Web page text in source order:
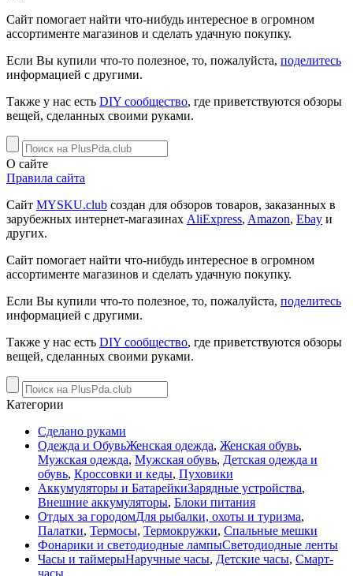
Сайт помогает найти что-нибудь интересное в огромном
ассортименте магазинов и сделать удачную покупку.
Если Вы купили что-то полезное, то, пожалуйста, поделитесь
информацией с другими.
Также у нас есть DIY сообщество, где приветствуются обзоры
вещей, сделанных своими руками.
О сайте
Правила сайта
Сайт MYSKU.club cоздан для обзоров товаров, заказанных в
зарубежных интернет-магазинах AliExpress, Amazon, Ebay и
других.
Сайт помогает найти что-нибудь интересное в огромном
ассортименте магазинов и сделать удачную покупку.
Если Вы купили что-то полезное, то, пожалуйста, поделитесь
информацией с другими.
Также у нас есть DIY сообщество, где приветствуются обзоры
вещей, сделанных своими руками.
Категории
Сделано руками
Одежда и ОбувьЖенская одежда, Женская обувь,
Мужская одежда, Мужская обувь, Детская одежда и
обувь, Кроссовки и кеды, Пуховики
Аккумуляторы и БатарейкиЗарядные устройства,
Внешние аккумуляторы, Блоки питания
Отдых за городомДля рыбалки, охоты и туризма,
Палатки, Термосы, Термокружки, Спальные мешки
Фонарики и светодиодные лампыСветодиодные ленты
Часы и таймерыНаручные часы, Детские часы, Смарт-
часы